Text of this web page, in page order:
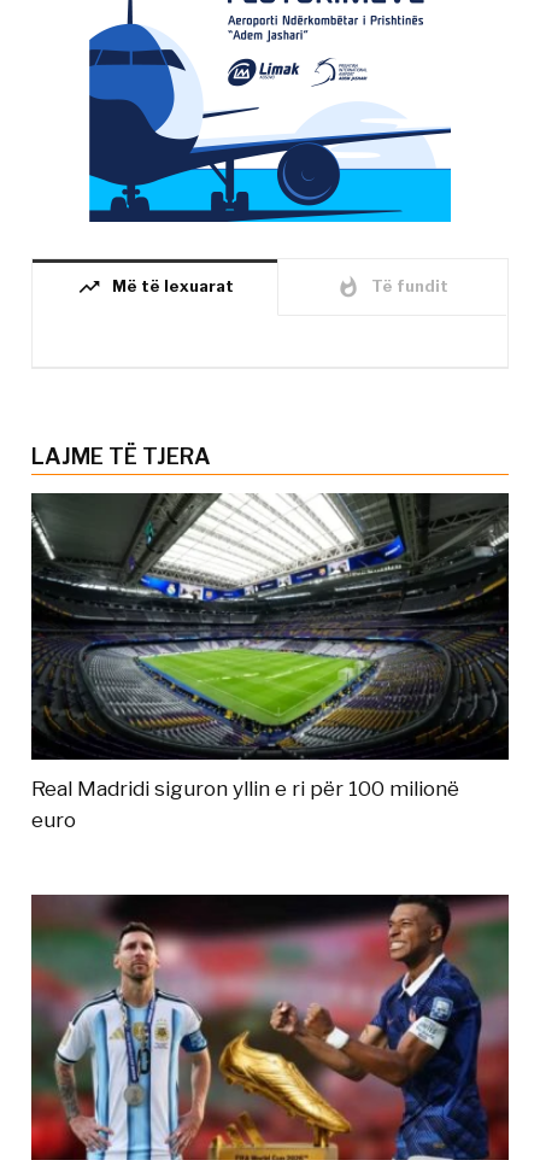
trending_up Më të lexuarat whatshot Të fundit
LAJME TË TJERA
Real Madridi siguron yllin e ri për 100 milionë
euro